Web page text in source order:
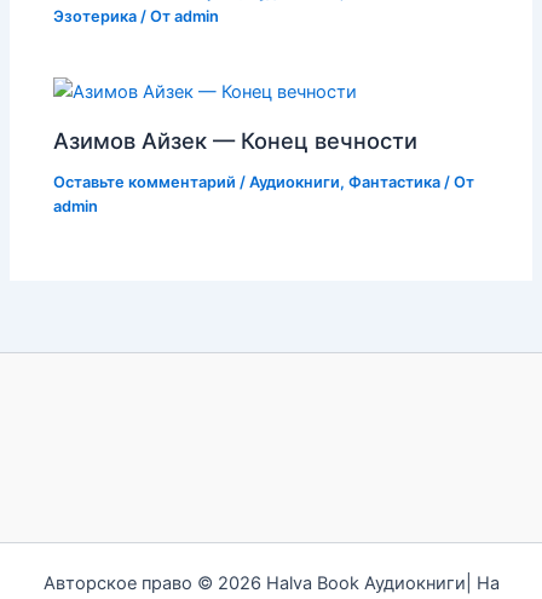
Эзотерика / Отadmin
Азимов Айзек — Конец вечности
Оставьте комментарий /Аудиокниги,Фантастика / От
admin
Авторское право © 2026 Halva Book Аудиокниги| На